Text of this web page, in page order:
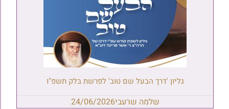
גליון 'דרך הבעל שם טוב' לפרשת בלק תשפ"ו
שלמה שרעבי24/06/2026